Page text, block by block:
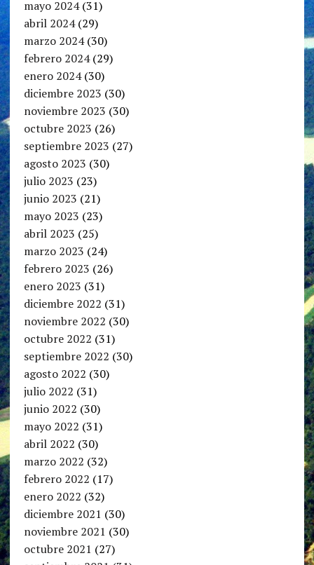
mayo 2024(31)
abril 2024(29)
marzo 2024(30)
febrero 2024(29)
enero 2024(30)
diciembre 2023 (30)
noviembre 2023 (30)
octubre 2023 (26)
septiembre 2023 (27)
agosto 2023 (30)
julio 2023 (23)
junio 2023 (21)
mayo 2023 (23)
abril 2023 (25)
marzo 2023 (24)
febrero 2023 (26)
enero 2023 (31)
diciembre 2022 (31)
noviembre 2022 (30)
octubre 2022 (31)
septiembre 2022 (30)
agosto 2022 (30)
julio 2022 (31)
junio 2022 (30)
mayo 2022 (31)
abril 2022 (30)
marzo 2022 (32)
febrero 2022 (17)
enero 2022 (32)
diciembre 2021 (30)
noviembre 2021 (30)
octubre 2021 (27)